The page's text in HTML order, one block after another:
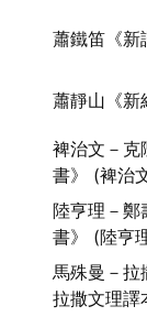
蕭鐵笛《新
蕭靜山《新
裨治文－克
書》 (裨治
陸亨理－鄭
書》 (陸亨
馬殊曼－拉
拉撒文理譯